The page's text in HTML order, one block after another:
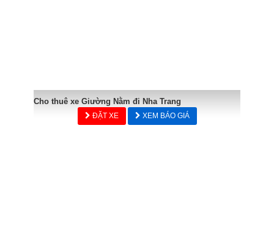
Cho thuê xe Giường Nằm đi Nha Trang
ĐẶT XE XEM BÁO GIÁ